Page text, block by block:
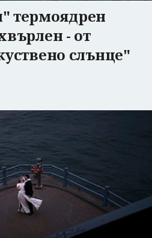
термоядрен
- от
слънце"